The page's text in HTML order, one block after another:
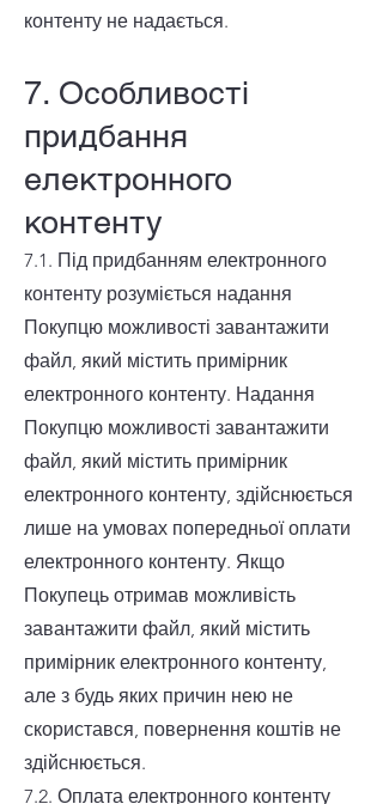
контенту не надається.
7. Особливості
придбання
електронного
контенту
7.1. Під придбанням електронного
контенту розуміється надання
Покупцю можливості завантажити
файл, який містить примірник
електронного контенту. Надання
Покупцю можливості завантажити
файл, який містить примірник
електронного контенту, здійснюється
лише на умовах попередньої оплати
електронного контенту. Якщо
Покупець отримав можливість
завантажити файл, який містить
примірник електронного контенту,
але з будь яких причин нею не
скористався, повернення коштів не
здійснюється.
7.2. Оплата електронного контенту